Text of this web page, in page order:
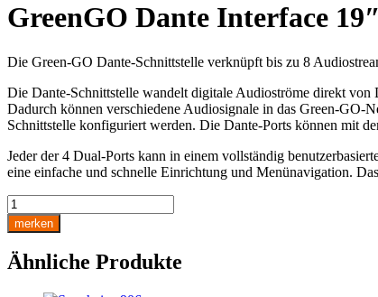
GreenGO Dante Interface 19″
Die Green-GO Dante-Schnittstelle verknüpft bis zu 8
Die Dante-Schnittstelle wandelt digitale Audioströme direkt
Dadurch können verschiedene Audiosignale in das Green-GO-
Schnittstelle konfiguriert werden. Die Dante-Ports können mit
Jeder der 4 Dual-Ports kann in einem vollständig
eine einfache und schnelle Einrichtung und Menünavigation.
GreenGO
Dante
Interface
19"
Menge
merken
Ähnliche Produkte